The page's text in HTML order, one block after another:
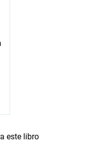
este libro